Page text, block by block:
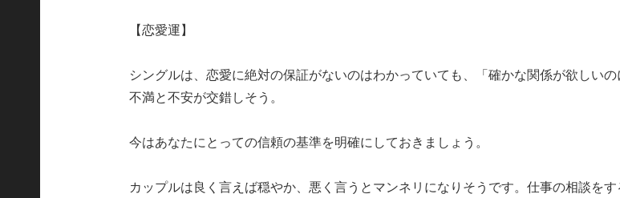
【恋愛運】
シングルは、恋愛に絶対の保証がないのはわかっていても、「確かな関係が欲しい
不満と不安が交錯しそう。
今はあなたにとっての信頼の基準を明確にしておきましょう。
カップルは良く言えば穏やか、悪く言うとマンネリになりそうです。仕事の相談を